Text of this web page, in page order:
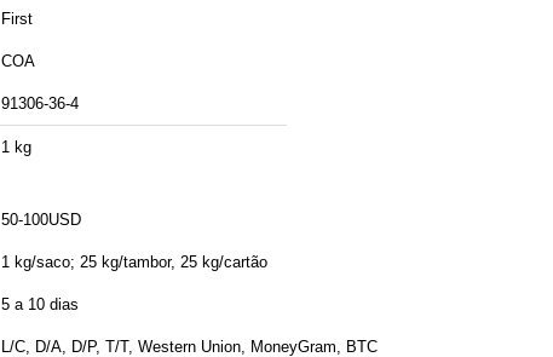
First
COA
91306-36-4
1 kg
50-100USD
1 kg/saco; 25 kg/tambor, 25 kg/cartão
5 a 10 dias
L/C, D/A, D/P, T/T, Western Union, MoneyGram, BTC